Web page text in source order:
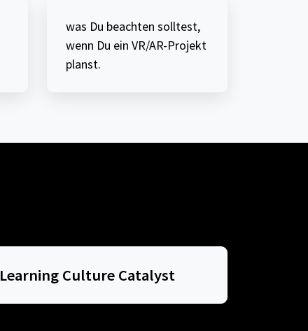
was Du beachten solltest,
wenn Du ein VR/AR-Projekt
planst.
Learning Culture Catalyst